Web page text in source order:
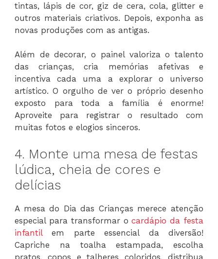
tintas, lápis de cor, giz de cera, cola, glitter e
outros materiais criativos. Depois, exponha as
novas produções com as antigas.
Além de decorar, o painel valoriza o talento
das crianças, cria memórias afetivas e
incentiva cada uma a explorar o universo
artístico. O orgulho de ver o próprio desenho
exposto para toda a família é enorme!
Aproveite para registrar o resultado com
muitas fotos e elogios sinceros.
4. Monte uma mesa de festas
lúdica, cheia de cores e
delícias
A mesa do Dia das Crianças merece atenção
especial para transformar o cardápio da festa
infantilem parte essencial da diversão!
Capriche na toalha estampada, escolha
pratos, copos e talheres coloridos, distribua